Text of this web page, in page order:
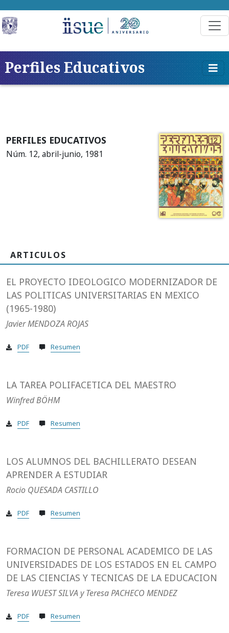
Perfiles Educativos
PERFILES EDUCATIVOS
Núm. 12, abril-junio, 1981
ARTICULOS
EL PROYECTO IDEOLOGICO MODERNIZADOR DE
LAS POLITICAS UNIVERSITARIAS EN MEXICO
(1965-1980)
Javier MENDOZA ROJAS
PDF Resumen
LA TAREA POLIFACETICA DEL MAESTRO
Winfred BÖHM
PDF Resumen
LOS ALUMNOS DEL BACHILLERATO DESEAN
APRENDER A ESTUDIAR
Rocio QUESADA CASTILLO
PDF Resumen
FORMACION DE PERSONAL ACADEMICO DE LAS
UNIVERSIDADES DE LOS ESTADOS EN EL CAMPO
DE LAS CIENCIAS Y TECNICAS DE LA EDUCACION
Teresa WUEST SILVA y Teresa PACHECO MENDEZ
PDF Resumen